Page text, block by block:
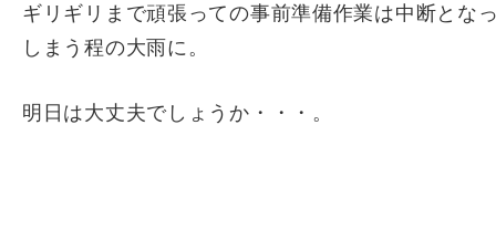
ギリギリまで頑張っての事前準備作業は中断とな
しまう程の大雨に。
明日は大丈夫でしょうか・・・。